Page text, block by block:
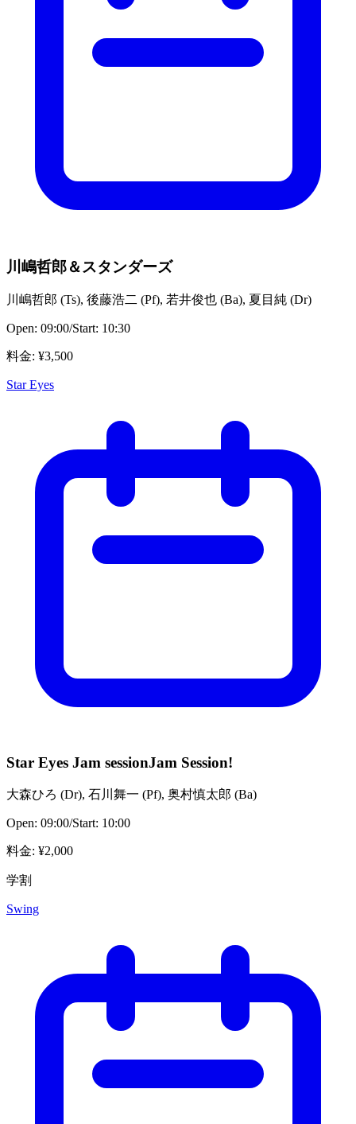
川嶋哲郎＆スタンダーズ
川嶋哲郎 (Ts), 後藤浩二 (Pf), 若井俊也 (Ba), 夏目純 (Dr)
Open: 09:00/Start: 10:30
料金: ¥3,500
Star Eyes
Star Eyes Jam sessionJam Session!
大森ひろ (Dr), 石川舞一 (Pf), 奥村慎太郎 (Ba)
Open: 09:00/Start: 10:00
料金: ¥2,000
学割
Swing